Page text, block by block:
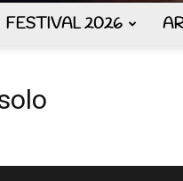
FESTIVAL 2026